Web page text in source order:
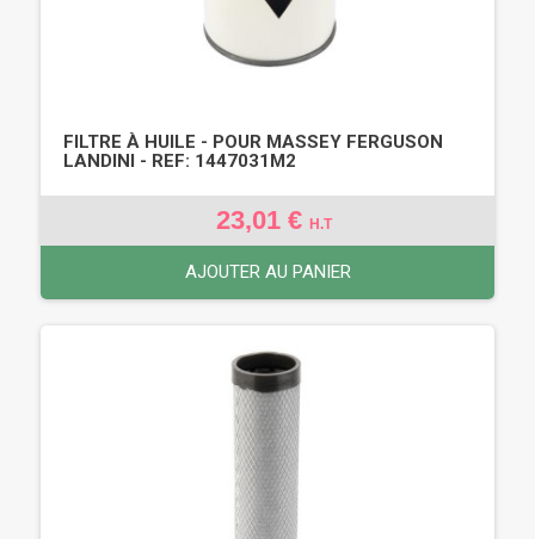
FILTRE À HUILE - POUR MASSEY FERGUSON
LANDINI - REF: 1447031M2
23,01 € H.T
AJOUTER AU PANIER